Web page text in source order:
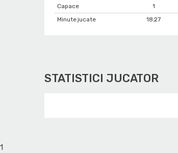
Capace
1
Minute jucate
18:27
STATISTICI JUCATOR
1